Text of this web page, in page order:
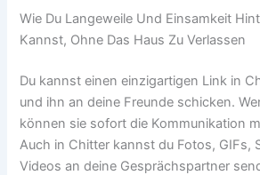
Wie Du Langeweile Und Einsamkeit
Kannst, Ohne Das Haus Zu Verlassen
Du kannst einen einzigartigen Link in
und ihn an deine Freunde schicken.
können sie sofort die Kommunikation
Auch in Chitter kannst du Fotos, GIFs,
Videos an deine Gesprächspartner